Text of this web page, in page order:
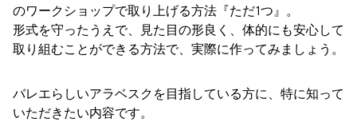
のワークショップで取り上げる方法『ただ1つ』。
形式を守ったうえで、見た目の形良く、体的にも安心して
取り組むことができる方法で、実際に作ってみましょう。
バレエらしいアラベスクを目指している方に、特に知って
いただきたい内容です。